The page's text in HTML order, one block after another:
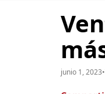
junio 1, 2023•